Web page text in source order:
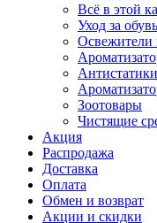
Всё в этой
Уход за
Освежители
Антистатики
Зоотовары
Чистящие
Акция
Распродажа
Доставка
Оплата
Обмен и возврат
Акции и скидки